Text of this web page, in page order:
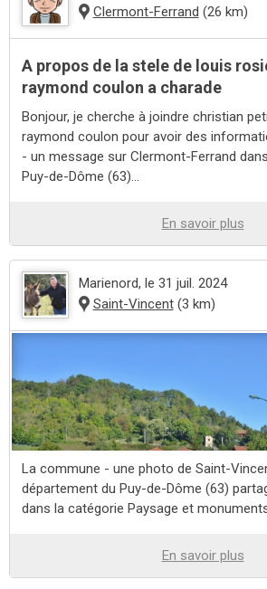
Clermont-Ferrand (26 km)
A propos de la stele de louis
raymond coulon a charade
Bonjour, je cherche à joindre christian
raymond coulon pour avoir des
- un message sur Clermont-Ferrand
Puy-de-Dôme (63)...
En savoir plus
Marienord, le 31 juil. 2024
Saint-Vincent(3 km)
La commune - une photo de Saint-
département du Puy-de-Dôme (63)
dans la catégorie Paysage et
En savoir plus